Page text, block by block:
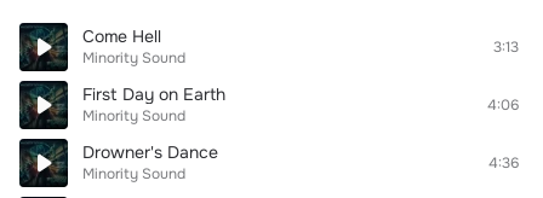
Come Hell
Minority Sound
3:13
First Day on Earth
Minority Sound
4:06
Drowner's Dance
Minority Sound
4:36